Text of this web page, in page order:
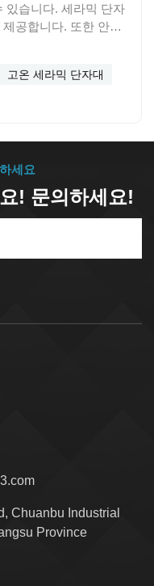
있습니다. 세라믹 단자
공합니다. 또한 안전
, 히터 또는 비상 시스
과 효율성이 중요하
단자대를 사용하면 전
있습니다. 전선을 꼬
전기 시스템에서 단자
정하여 전선이 헐거
전기 단자대의 기능
히 버티세요. 그래야
유용합니다. 회로
돕고 물건을 식혀줍
의 안전성과 내구성
다. 주요 재질로는 세
한 장점을 가지고 있
있고 매우 견고합니다.
합하며 가격도 저렴합
고온 세라믹 단자대
세요
! 문의하세요!
Chuanbu Industrial
Province